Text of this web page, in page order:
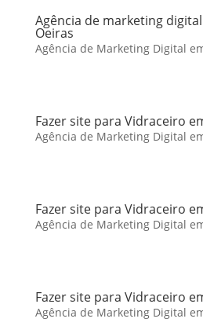
Agência de marketing
Oeiras
Agência de Marketing Digital
Fazer site para Vidraceiro
Agência de Marketing Digital
Fazer site para Vidraceiro
Agência de Marketing Digital
Fazer site para Vidraceiro
Agência de Marketing Digital